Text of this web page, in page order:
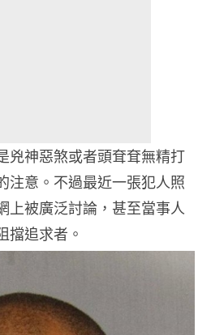
兇神惡煞或者頭耷耷無精打
注意。不過最近一張犯人照
上被廣泛討論，甚至當事人
擋追求者。